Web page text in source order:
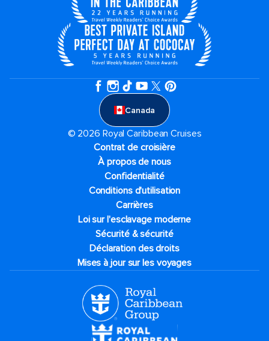
Canada
© 2026 Royal Caribbean Cruises
Contrat de croisière
À propos de nous
Confidentialité
Conditions d'utilisation
Carrières
Loi sur l'esclavage moderne
Sécurité & sécurité
Déclaration des droits
Mises à jour sur les voyages